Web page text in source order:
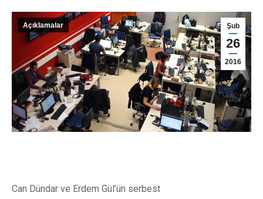
Şub
26
2016
Açıklamalar
Can Dündar ve Erdem Gül’ün serbest